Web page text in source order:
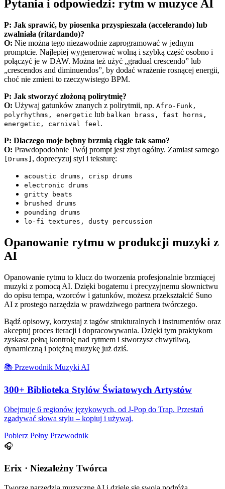
Pytania i odpowiedzi: rytm w muzyce AI
P: Jak sprawić, by piosenka przyspieszała (accelerando) lub
zwalniała (ritardando)?
O: Nie można tego niezawodnie zaprogramować w jednym
promptcie. Najlepiej wygenerować wolną i szybką część osobno i
połączyć je w DAW. Można też użyć „gradual crescendo” lub
„crescendos and diminuendos”, by dodać wrażenie rosnącej energii,
choć nie zmieni to rzeczywistego BPM.
P: Jak stworzyć złożoną polirytmię?
O: Używaj gatunków znanych z polirytmii, np. Afro-Funk,
polyrhythms, energetic lub balkan brass, fast horns,
energetic, carnival feel.
P: Dlaczego moje bębny brzmią ciągle tak samo?
O: Prawdopodobnie Twój prompt jest zbyt ogólny. Zamiast samego
[Drums] , doprecyzuj styl i teksturę:
acoustic drums, crisp drums
electronic drums
gritty beats
brushed drums
pounding drums
lo-fi textures, dusty percussion
Opanowanie rytmu w produkcji muzyki z
AI
Opanowanie rytmu to klucz do tworzenia profesjonalnie brzmiącej
muzyki z pomocą AI. Dzięki bogatemu i precyzyjnemu słownictwu
do opisu tempa, wzorców i gatunków, możesz przekształcić Suno
AI z prostego narzędzia w prawdziwego partnera twórczego.
Bądź opisowy, korzystaj z tagów strukturalnych i instrumentów oraz
akceptuj proces iteracji i dopracowywania. Dzięki tym praktykom
zyskasz pełną kontrolę nad rytmem i stworzysz chwytliwą,
dynamiczną i potężną muzykę już dziś.
📚 Przewodnik Muzyki AI
300+ Biblioteka Stylów Światowych Artystów
Obejmuje 6 regionów językowych, od J-Pop do Trap. Przestań
zgadywać słowa stylu – kopiuj i używaj.
Pobierz Pełny Przewodnik
🎧
Erix · Niezależny Twórca